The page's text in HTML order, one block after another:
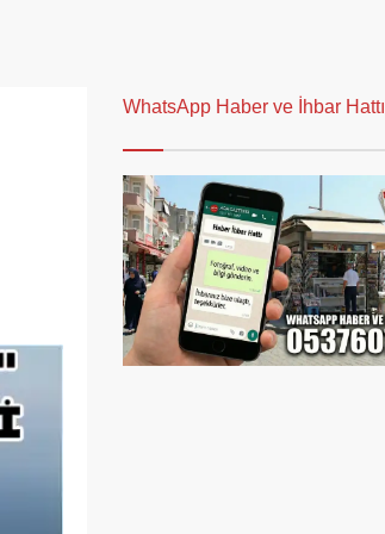
WhatsApp Haber ve İhbar Hattı